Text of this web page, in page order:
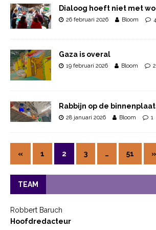
Dialoog hoeft niet met
26 februari 2026 Bloom 4
Gaza is overal
19 februari 2026 Bloom 2
Rabbijn op de
28 januari 2026 Bloom 1
« 1 2 3 … 51 »
TEAM
Robbert Baruch
Hoofdredacteur